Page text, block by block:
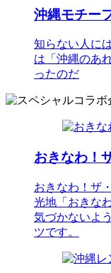
沖縄モチー
知らない人に
は「沖縄のあ
ったのだ
おきなわ！
おきなわ！ザ
光地「おきな
気づかないよ
ツです。